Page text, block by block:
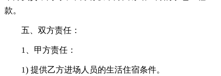
款。
五、双方责任：
1、甲方责任：
1) 提供乙方进场人员的生活住宿条件。